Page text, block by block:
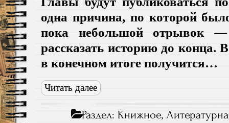
одна причина, по которой
пока небольшой отрывок
рассказать историю до конца.
в конечном итоге получится…
Читать далее
Раздел: Книжное,